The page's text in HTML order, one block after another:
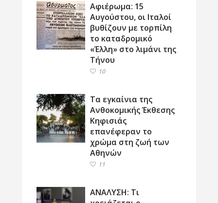
Αφιέρωμα: 15
Αυγούστου, οι Ιταλοί
βυθίζουν με τορπίλη
το καταδρομικό
«Έλλη» στο λιμάνι της
Τήνου
10
Τα εγκαίνια της
Ανθοκομικής Έκθεσης
Κηφισιάς
επανέφεραν το
χρώμα στη ζωή των
Αθηνών
11
ΑΝΑΛΥΣΗ: Τι